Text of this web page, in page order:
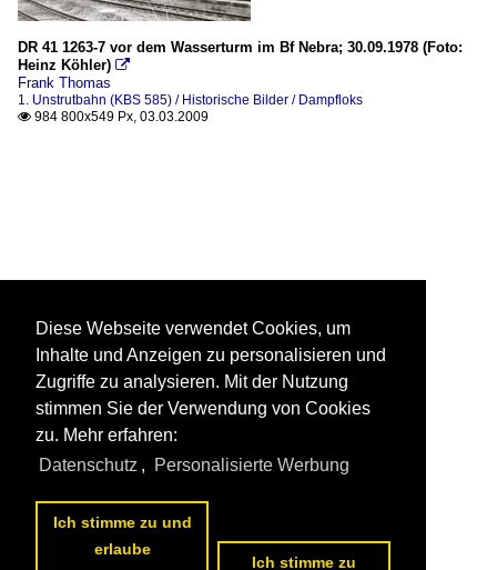
DR 41 1263-7 vor dem Wasserturm im Bf Nebra; 30.09.1978 (Foto:
Heinz Köhler) 
Frank Thomas
1. Unstrutbahn (KBS 585) / Historische Bilder / Dampfloks
 984 800x549 Px, 03.03.2009
Diese Webseite verwendet Cookies, um
Inhalte und Anzeigen zu personalisieren und
Zugriffe zu analysieren. Mit der Nutzung
stimmen Sie der Verwendung von Cookies
zu. Mehr erfahren:
Datenschutz , Personalisierte Werbung
Ich stimme zu und
erlaube
Ich stimme zu